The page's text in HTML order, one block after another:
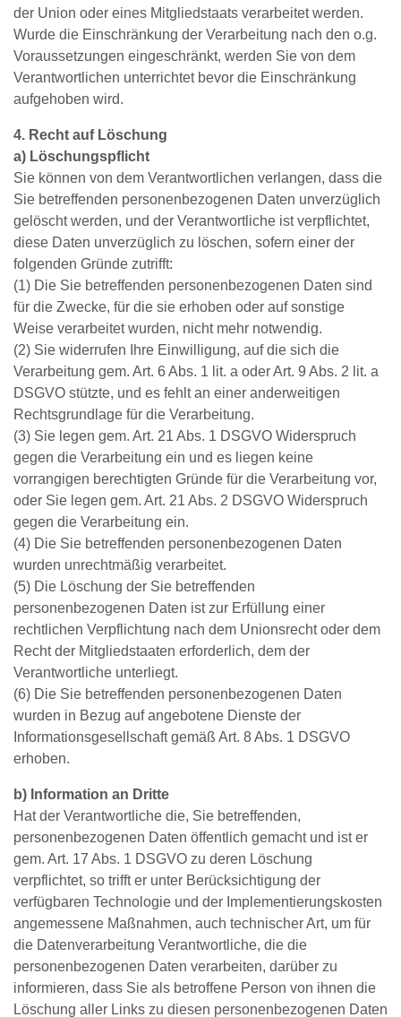
der Union oder eines Mitgliedstaats verarbeitet werden.
Wurde die Einschränkung der Verarbeitung nach den o.g.
Voraussetzungen eingeschränkt, werden Sie von dem
Verantwortlichen unterrichtet bevor die Einschränkung
aufgehoben wird.
4. Recht auf Löschung
a) Löschungspflicht
Sie können von dem Verantwortlichen verlangen, dass die
Sie betreffenden personenbezogenen Daten unverzüglich
gelöscht werden, und der Verantwortliche ist verpflichtet,
diese Daten unverzüglich zu löschen, sofern einer der
folgenden Gründe zutrifft:
(1) Die Sie betreffenden personenbezogenen Daten sind
für die Zwecke, für die sie erhoben oder auf sonstige
Weise verarbeitet wurden, nicht mehr notwendig.
(2) Sie widerrufen Ihre Einwilligung, auf die sich die
Verarbeitung gem. Art. 6 Abs. 1 lit. a oder Art. 9 Abs. 2 lit. a
DSGVO stützte, und es fehlt an einer anderweitigen
Rechtsgrundlage für die Verarbeitung.
(3) Sie legen gem. Art. 21 Abs. 1 DSGVO Widerspruch
gegen die Verarbeitung ein und es liegen keine
vorrangigen berechtigten Gründe für die Verarbeitung vor,
oder Sie legen gem. Art. 21 Abs. 2 DSGVO Widerspruch
gegen die Verarbeitung ein.
(4) Die Sie betreffenden personenbezogenen Daten
wurden unrechtmäßig verarbeitet.
(5) Die Löschung der Sie betreffenden
personenbezogenen Daten ist zur Erfüllung einer
rechtlichen Verpflichtung nach dem Unionsrecht oder dem
Recht der Mitgliedstaaten erforderlich, dem der
Verantwortliche unterliegt.
(6) Die Sie betreffenden personenbezogenen Daten
wurden in Bezug auf angebotene Dienste der
Informationsgesellschaft gemäß Art. 8 Abs. 1 DSGVO
erhoben.
b) Information an Dritte
Hat der Verantwortliche die, Sie betreffenden,
personenbezogenen Daten öffentlich gemacht und ist er
gem. Art. 17 Abs. 1 DSGVO zu deren Löschung
verpflichtet, so trifft er unter Berücksichtigung der
verfügbaren Technologie und der Implementierungskosten
angemessene Maßnahmen, auch technischer Art, um für
die Datenverarbeitung Verantwortliche, die die
personenbezogenen Daten verarbeiten, darüber zu
informieren, dass Sie als betroffene Person von ihnen die
Löschung aller Links zu diesen personenbezogenen Daten